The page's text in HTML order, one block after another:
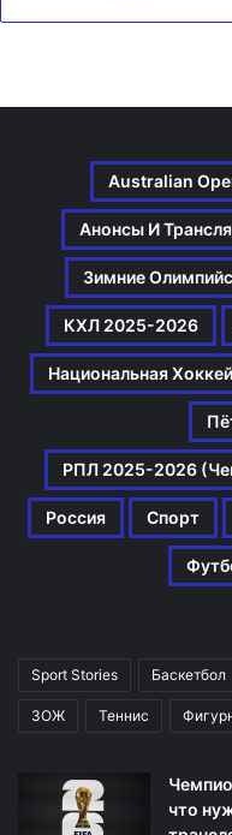
Australian
Анонсы И
Зимние
КХЛ 2025-2026
Национальная
РПЛ 2025-2026
Россия Спорт
Sport Stories Баскетбол
ЗОЖ Теннис
что